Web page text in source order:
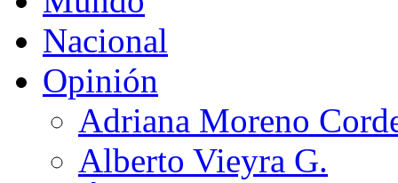
Nacional
Opinión
Adriana Moreno
Alberto Vieyra G.